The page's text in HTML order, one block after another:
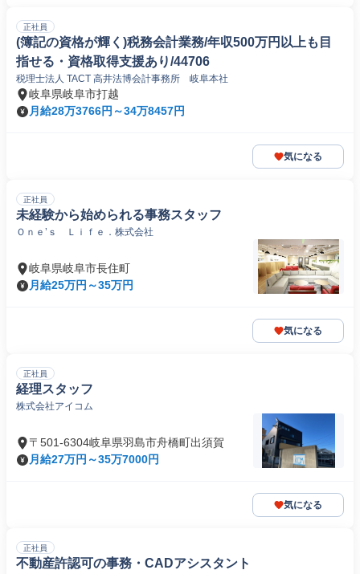
正社員
(簿記の資格が輝く)税務会計業務/年収500万円以上も目
指せる・資格取得支援あり/44706
税理士法人 TACT 高井法博会計事務所 岐阜本社
岐阜県岐阜市打越
月給28万3766円～34万8457円
気になる
正社員
未経験から始められる事務スタッフ
Ｏｎｅ’ｓ Ｌｉｆｅ．株式会社
岐阜県岐阜市長住町
月給25万円～35万円
気になる
正社員
経理スタッフ
株式会社アイコム
〒501-6304岐阜県羽島市舟橋町出須賀
月給27万円～35万7000円
気になる
正社員
不動産許認可の事務・CADアシスタント